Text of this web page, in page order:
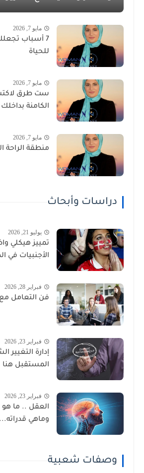
مايو 7, 2026
7 أسباب
للحياة
مايو 7, 2026
ست طرق
الكامنة بداخلك
مايو 7, 2026
منطقة الراحة
دراسات وأبحاث
يوليو 21, 2026
تمييز هيكلي
الأجنبيات في
فبراير 28, 2026
فن التعامل
فبراير 23, 2026
إدارة
المستقبل هنا
فبراير 23, 2026
العقل .. ما
وماهي قدراته...
وصفات شعبية